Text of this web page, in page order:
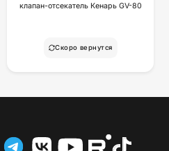
клапан-отсекатель Кенарь GV-80
Скоро вернутся